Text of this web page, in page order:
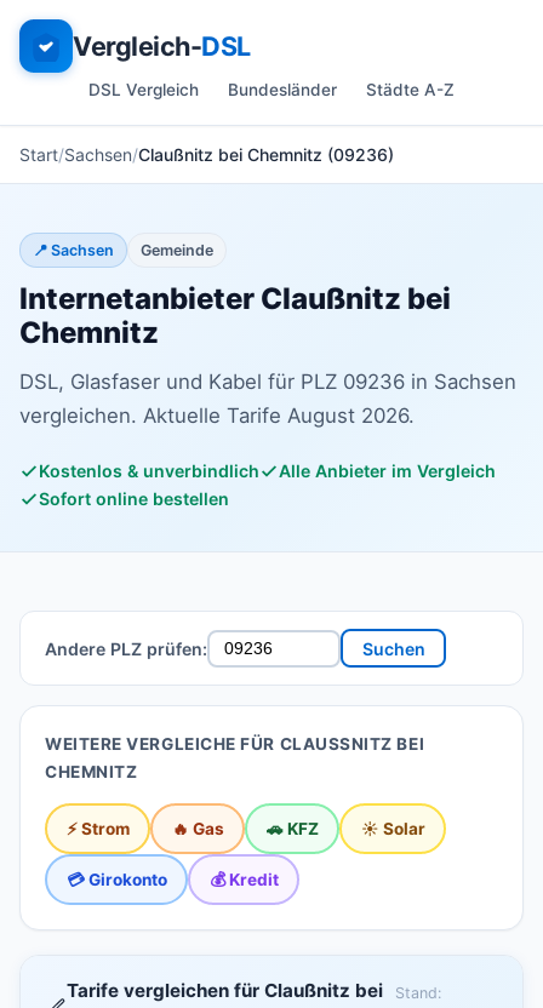
Vergleich-DSL
DSL Vergleich Bundesländer Städte A-Z
Start Sachsen Claußnitz bei Chemnitz (09236)
📍 Sachsen Gemeinde
Internetanbieter Claußnitz bei
Chemnitz
DSL, Glasfaser und Kabel für PLZ 09236 in Sachsen
vergleichen. Aktuelle Tarife August 2026.
Kostenlos & unverbindlich
Alle Anbieter im Vergleich
Sofort online bestellen
Andere PLZ prüfen: Suchen
WEITERE VERGLEICHE FÜR CLAUSSNITZ BEI C
HEMNITZ
⚡ Strom 🔥 Gas 🚗 KFZ ☀️ Solar
💳 Girokonto 💰 Kredit
Tarife vergleichen für Claußnitz bei
Stand: